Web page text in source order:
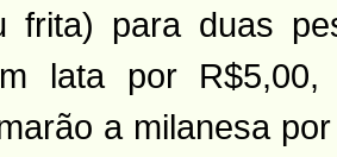
frita) para duas
lata por
a milanesa